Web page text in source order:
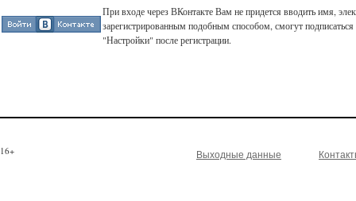
При входе через ВКонтакте Вам не придется вводить имя,
зарегистрированным подобным способом, смогут
"Настройки" после регистрации.
16+ Выходные данные